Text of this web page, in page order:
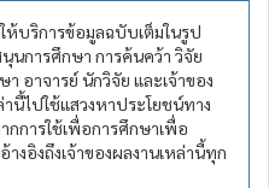
ห้บริการข้อมูลฉบับเต็มในรูป
นการศึกษา การค้นคว้า วิจัย
อาจารย์ นักวิจัย และเจ้าของ
นี้ไปใช้แสวงหาประโยชน์ทาง
กการใช้เพื่อการศึกษาเพื่อ
อิงถึงเจ้าของผลงานเหล่านี้ทุก